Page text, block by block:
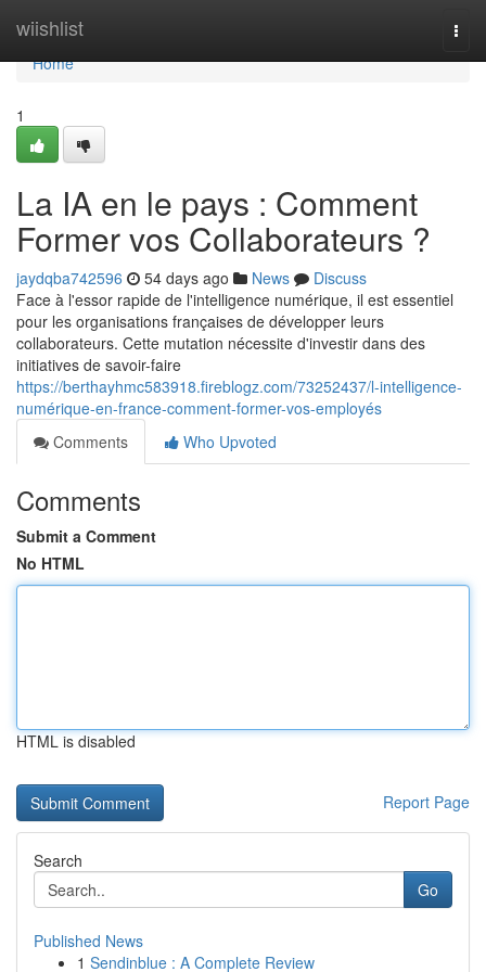
wiishlist
Home
Home
1
La IA en le pays : Comment
Former vos Collaborateurs ?
jaydqba742596 54 days ago News
Discuss
Face à l'essor rapide de l'intelligence numérique, il est essentiel
pour les organisations françaises de développer leurs
collaborateurs. Cette mutation nécessite d'investir dans des
initiatives de savoir-faire
https://berthayhmc583918.fireblogz.com/73252437/l-intelligence-
numérique-en-france-comment-former-vos-employés
Comments
Who Upvoted
Comments
Submit a Comment
No HTML
HTML is disabled
Report Page
Search
Go
Published News
1 Sendinblue : A Complete Review